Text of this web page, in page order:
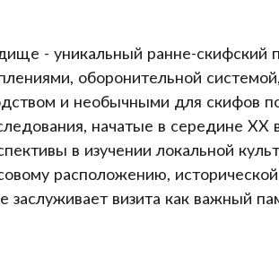
- уникальный ранне-скифский
оборонительной
и необычными для скифов
начатые в середине
в изучении локальной
расположению,
визита как важный